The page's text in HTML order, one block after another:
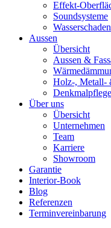
Effekt-
Soundsysteme
Wasserschaden
Aussen
Übersicht
Aussen &
Holz-, Metall-
Über uns
Übersicht
Unternehmen
Team
Karriere
Showroom
Garantie
Interior-Book
Blog
Referenzen
Terminvereinbarung